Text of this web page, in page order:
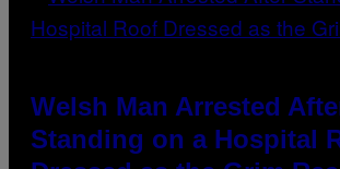
Welsh Man Arrested
Standing on a Hospital